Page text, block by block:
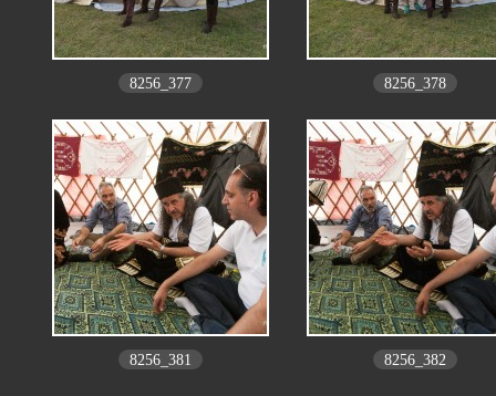
8256_377 8256_378
8256_381 8256_382